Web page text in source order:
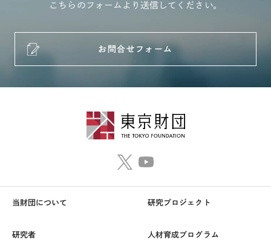
こちらのフォームより送信してください。
お問合せフォーム
当財団について 研究プロジェクト
研究者 人材育成プログラム